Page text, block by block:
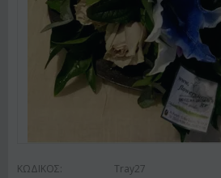
ΚΩΔΙΚΟΣ: Tray27